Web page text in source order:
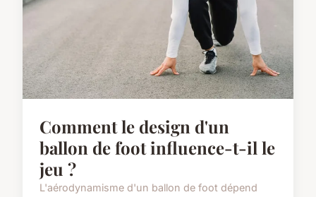
Comment le design d'un
ballon de foot influence-t-il le
jeu ?
L'aérodynamisme d'un ballon de foot dépend